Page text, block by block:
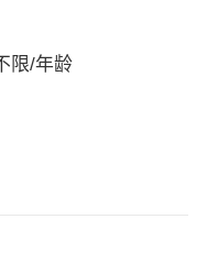
限/年龄